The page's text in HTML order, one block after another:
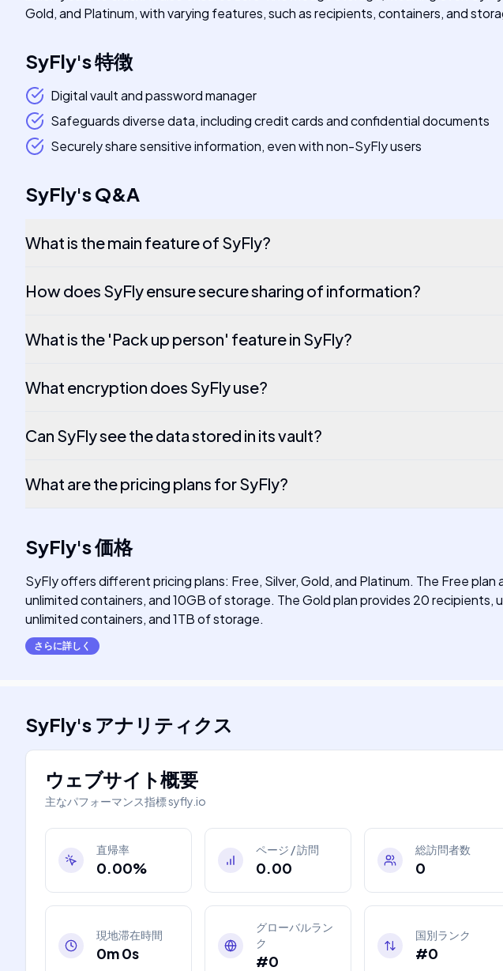
Gold, and Platinum, with varying features, such as recipients, containers, and
SyFly's特徴
Digital vault and password manager
Safeguards diverse data, including credit cards and confidential documents
Securely share sensitive information, even with non-SyFly users
SyFly'sQ&A
What is the main feature of SyFly?
How does SyFly ensure secure sharing of information?
What is the 'Pack up person' feature in SyFly?
What encryption does SyFly use?
Can SyFly see the data stored in its vault?
What are the pricing plans for SyFly?
SyFly's価格
SyFly offers different pricing plans: Free, Silver, Gold, and Platinum. The Free
unlimited containers, and 10GB of storage. The Gold plan provides 20
unlimited containers, and 1TB of storage.
さらに詳しく
SyFly's アナリティクス
ウェブサイト概要
主なパフォーマンス指標syfly.io
直帰率
0.00%
ページ / 訪問
0.00
総訪問者数
0
現地滞在時間
0m 0s
グローバルラン
ク
#0
国別ランク
#0